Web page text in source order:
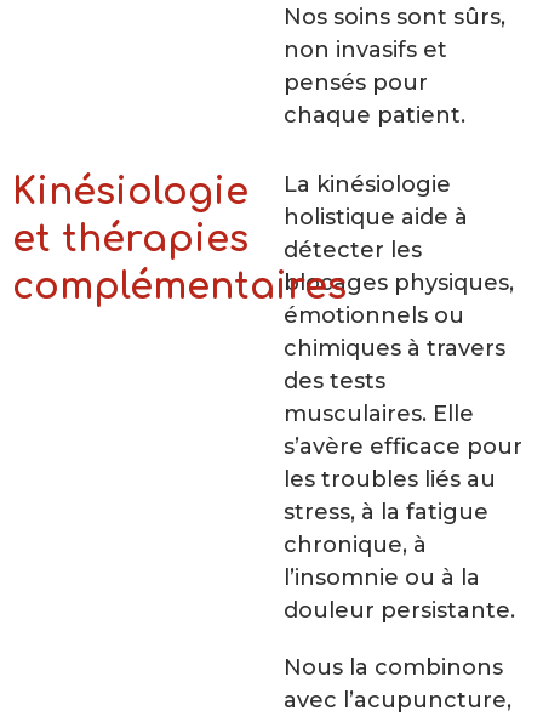
Nos soins sont sûrs,
non invasifs et
pensés pour
chaque patient.
La kinésiologie
holistique aide à
détecter les
blocages physiques,
émotionnels ou
chimiques à travers
des tests
musculaires. Elle
s’avère efficace pour
les troubles liés au
stress, à la fatigue
chronique, à
l’insomnie ou à la
douleur persistante.
Nous la combinons
avec l’acupuncture,
Kinésiologie
et thérapies
complémentaires